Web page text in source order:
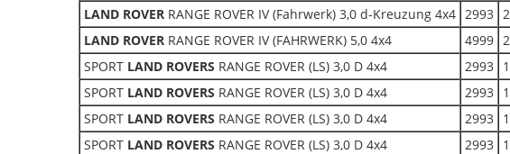
LAND ROVER RANGE ROVER IV (Fahrwerk) 3,0 d-Kreuzung 4x4 2993
LAND ROVER RANGE ROVER IV (FAHRWERK) 5,0 4x4 4999
SPORT LAND ROVERS RANGE ROVER (LS) 3,0 D 4x4 2993
SPORT LAND ROVERS RANGE ROVER (LS) 3,0 D 4x4 2993
SPORT LAND ROVERS RANGE ROVER (LS) 3,0 D 4x4 2993
SPORT LAND ROVERS RANGE ROVER (LS) 3,0 D 4x4 2993